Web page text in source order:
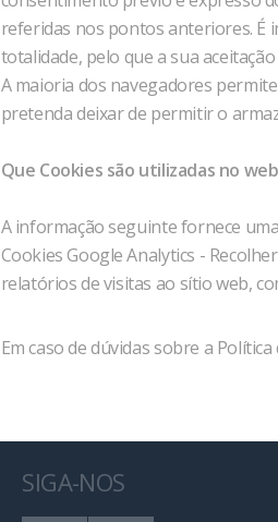
referidas nos pontos anteriores. É
totalidade, pelo que a sua
A maioria dos navegadores
pretenda deixar de permitir o
Que Cookies são utilizadas no
A informação seguinte fornece
Cookies Google Analytics -
relatórios de visitas ao sítio web,
Em caso de dúvidas sobre a
SIGA-NOS